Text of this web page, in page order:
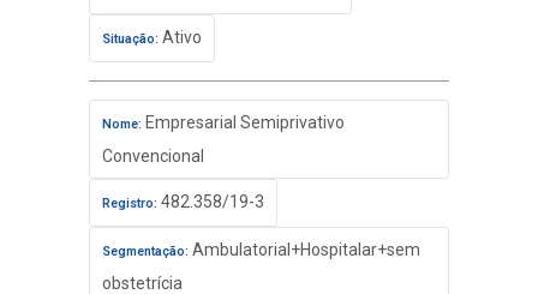
Situação: Ativo
Nome: Empresarial Semiprivativo
Convencional
Registro: 482.358/19-3
Segmentação: Ambulatorial+Hospitalar+sem
obstetrícia